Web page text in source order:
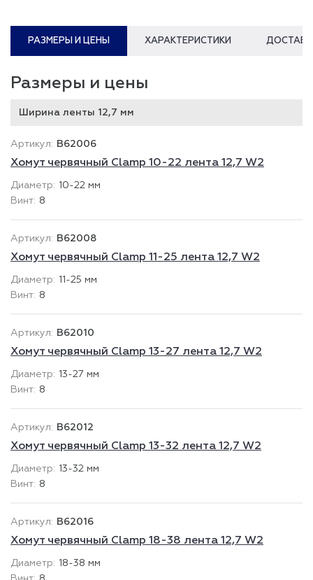
РАЗМЕРЫ И ЦЕНЫ ХАРАКТЕРИСТИКИ
Размеры и цены
Ширина ленты 12,7 мм
B62006
Хомут червячный Clamp 10-22 лента 12,7 W2
10-22 мм
8
B62008
Хомут червячный Clamp 11-25 лента 12,7 W2
11-25 мм
8
B62010
Хомут червячный Clamp 13-27 лента 12,7 W2
13-27 мм
8
B62012
Хомут червячный Clamp 13-32 лента 12,7 W2
13-32 мм
8
B62016
Хомут червячный Clamp 18-38 лента 12,7 W2
18-38 мм